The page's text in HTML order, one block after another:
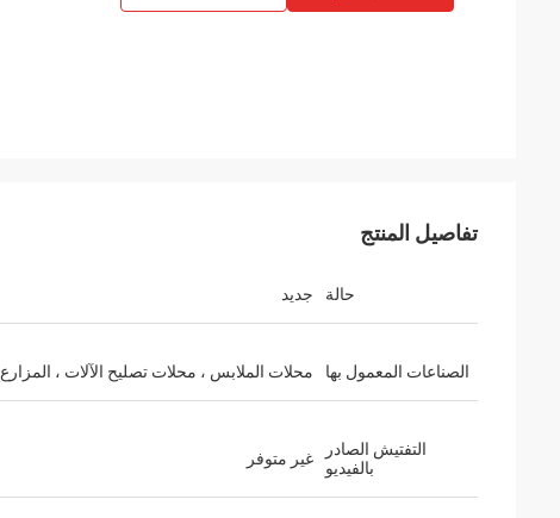
تفاصيل المنتج
حالة جديد
الصناعات المعمول بها محلات الملابس ، محلات تصليح الآلات ، المزارع
التفتيش الصادر
بالفيديو
غير متوفر